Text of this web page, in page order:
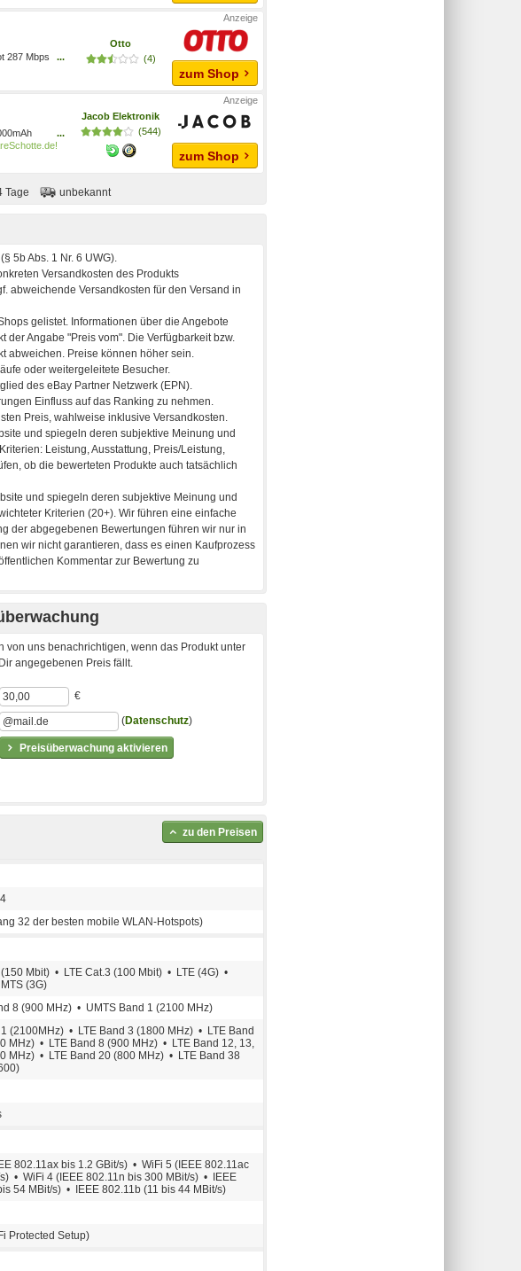
287 Mbps
...
Otto
(4)
zum Shop
...
Jacob Elektronik
(544)
zum Shop
Tage unbekannt
von uns benachrichtigen, wenn das Produkt unter
angegebenen Preis fällt.
Preisüberwachung aktivieren
€
(Datenschutz)
zu den Preisen
32 der besten mobile WLAN-Hotspots)
(150 Mbit) • LTE Cat.3 (100 Mbit) • LTE (4G) •
(3G)
8 (900 MHz) • UMTS Band 1 (2100 MHz)
1 (2100MHz) • LTE Band 3 (1800 MHz) • LTE Band
MHz) • LTE Band 8 (900 MHz) • LTE Band 12, 13,
MHz) • LTE Band 20 (800 MHz) • LTE Band 38
802.11ax bis 1.2 GBit/s) • WiFi 5 (IEEE 802.11ac
• WiFi 4 (IEEE 802.11n bis 300 MBit/s) • IEEE
54 MBit/s) • IEEE 802.11b (11 bis 44 MBit/s)
Protected Setup)